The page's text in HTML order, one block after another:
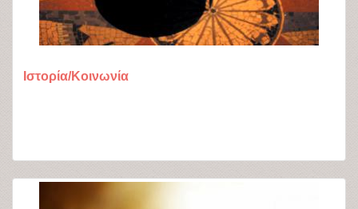
Ιστορία/Κοινωνία